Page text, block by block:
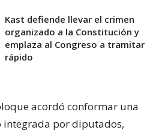
Kast defiende llevar el crimen
organizado a la Constitución y
emplaza al Congreso a tramitar
rápido
acordó conformar una
por diputados,